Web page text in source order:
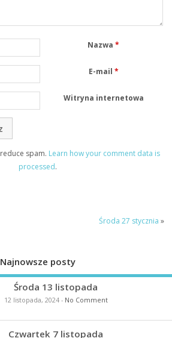
Nazwa*
E-mail *
Witryna internetowa
spam. Learn how your comment data is
processed.
Środa 27 stycznia »
Najnowsze posty
Środa 13 listopada
12 listopada, 2024- No Comment
Czwartek 7 listopada